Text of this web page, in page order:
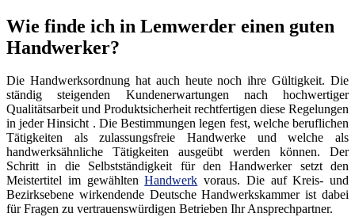
Wie finde ich in Lemwerder einen guten
Handwerker?
Die Handwerksordnung hat auch heute noch ihre Gültigkeit. Die
ständig steigenden Kundenerwartungen nach hochwertiger
Qualitätsarbeit und Produktsicherheit rechtfertigen diese Regelungen
in jeder Hinsicht . Die Bestimmungen legen fest, welche beruflichen
Tätigkeiten als zulassungsfreie Handwerke und welche als
handwerksähnliche Tätigkeiten ausgeübt werden können. Der
Schritt in die Selbstständigkeit für den Handwerker setzt den
Meistertitel im gewähltenHandwerk voraus. Die auf Kreis- und
Bezirksebene wirkendende Deutsche Handwerkskammer ist dabei
für Fragen zu vertrauenswürdigen Betrieben Ihr Ansprechpartner.